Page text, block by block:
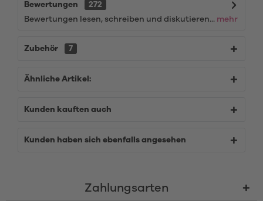
Bewertungen
272
Bewertungen lesen, schreiben und diskutieren... mehr
Zubehör 7
Ähnliche Artikel:
Kunden kauften auch
Kunden haben sich ebenfalls angesehen
Zahlungsarten